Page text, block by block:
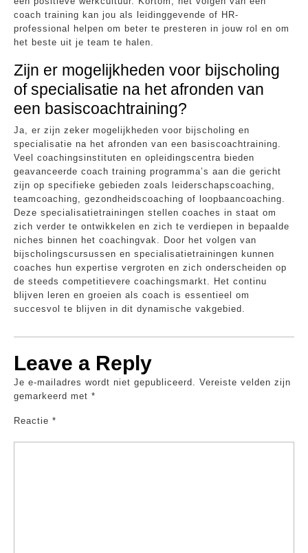
coach training kan jou als leidinggevende of HR-
professional helpen om beter te presteren in jouw rol en om
het beste uit je team te halen.
Zijn er mogelijkheden voor bijscholing
of specialisatie na het afronden van
een basiscoachtraining?
Ja, er zijn zeker mogelijkheden voor bijscholing en
specialisatie na het afronden van een basiscoachtraining.
Veel coachingsinstituten en opleidingscentra bieden
geavanceerde coach training programma’s aan die gericht
zijn op specifieke gebieden zoals leiderschapscoaching,
teamcoaching, gezondheidscoaching of loopbaancoaching.
Deze specialisatietrainingen stellen coaches in staat om
zich verder te ontwikkelen en zich te verdiepen in bepaalde
niches binnen het coachingvak. Door het volgen van
bijscholingscursussen en specialisatietrainingen kunnen
coaches hun expertise vergroten en zich onderscheiden op
de steeds competitievere coachingsmarkt. Het continu
blijven leren en groeien als coach is essentieel om
succesvol te blijven in dit dynamische vakgebied.
Leave a Reply
Je e-mailadres wordt niet gepubliceerd. Vereiste velden zijn
gemarkeerd met *
Reactie *